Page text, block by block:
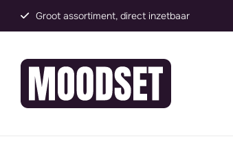
Groot assortiment, direct inzetbaar